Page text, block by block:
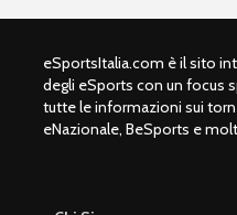
eSportsItalia.com è il sito
degli eSports con un focus
tutte le informazioni sui
eNazionale, BeSports e